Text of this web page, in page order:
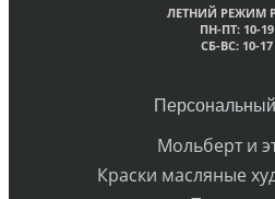
ЛЕТНИЙ РЕЖИМ
ПН-ПТ: 10-
СБ-ВС: 10-
Мольберт и
Краски масляные